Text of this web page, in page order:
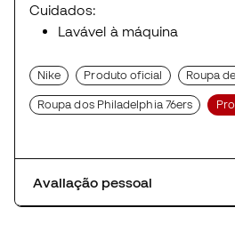
Cuidados:
Lavável à máquina
Nike Produto oficial Roupa
Roupa dos Philadelphia 76ers
Avaliação pessoal